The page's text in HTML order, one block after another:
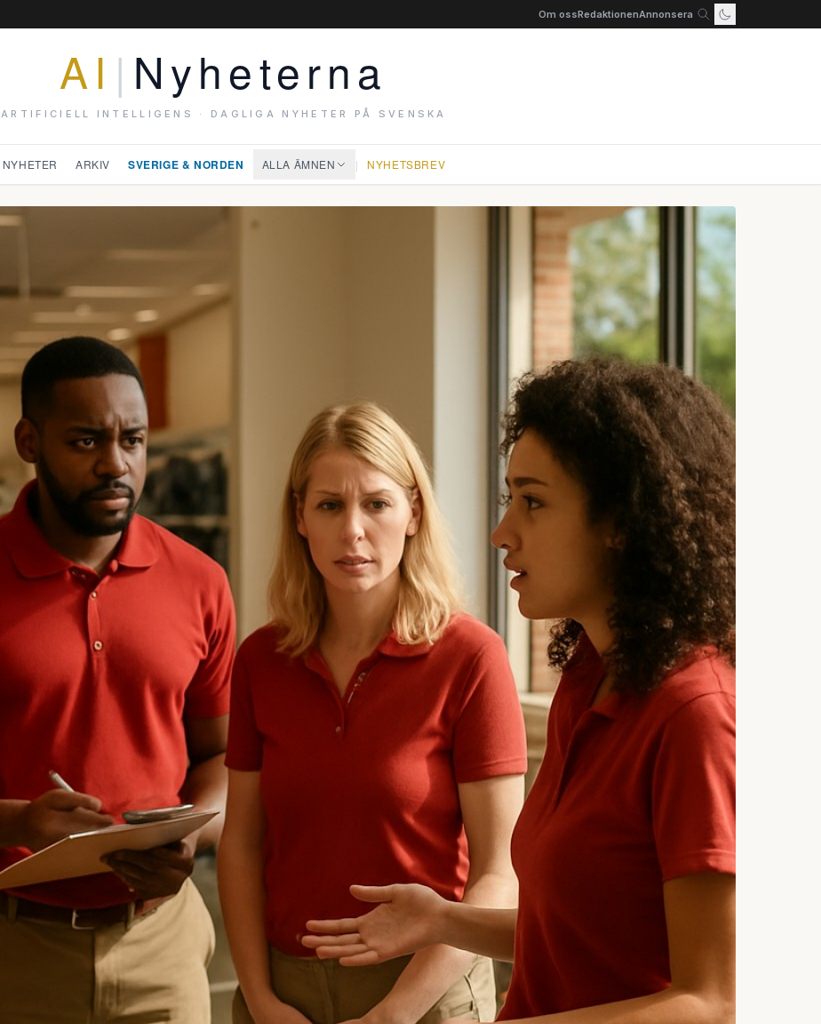
Om ossRedaktionenAnnonsera
AI | Nyheterna
ARTIFICIELL INTELLIGENS · DAGLIGA NYHETER PÅ SVENSKA
NYHETER ARKIV SVERIGE & NORDEN ALLA ÄMNEN | NYHETSBREV